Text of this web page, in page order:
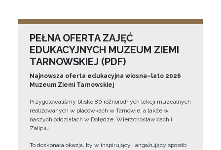
PEŁNA OFERTA ZAJĘĆ
EDUKACYJNYCH MUZEUM ZIEMI
TARNOWSKIEJ (PDF)
Najnowsza oferta edukacyjna wiosna–lato 2026
Muzeum Ziemi Tarnowskiej
Przygotowaliśmy blisko 80 różnorodnych lekcji muzealnych
realizowanych w placówkach w Tarnowie, a także w
naszych oddziałach w Dołędze, Wierzchosławicach i
Zalipiu.
To doskonała okazja, by w inspirujący i angażujący sposób